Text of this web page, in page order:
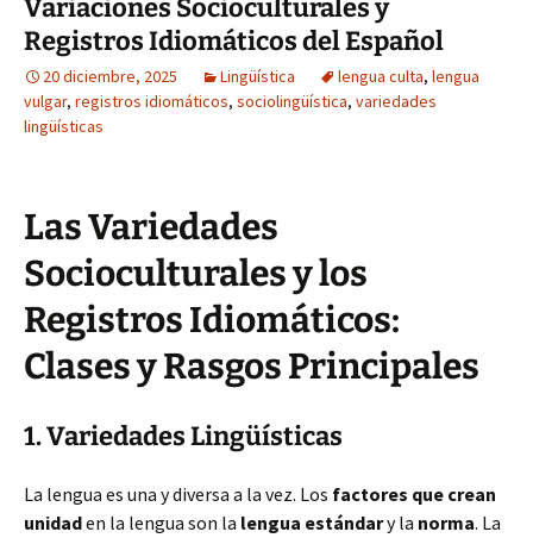
Variaciones Socioculturales y
Registros Idiomáticos del Español
20 diciembre, 2025 Lingüística lengua culta, lengua
vulgar, registros idiomáticos, sociolingüística, variedades
lingüísticas
Las Variedades
Socioculturales y los
Registros Idiomáticos:
Clases y Rasgos Principales
1. Variedades Lingüísticas
La lengua es una y diversa a la vez. Los factores que crean
unidaden la lengua son la lengua estándary la norma. La